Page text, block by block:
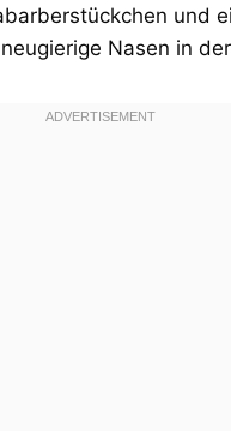
und
Nasen in